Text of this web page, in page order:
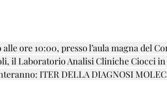
alle ore 10:00, presso l’aula magna del
il Laboratorio Analisi Cliniche Ciocci
ITER DELLA DIAGNOSI